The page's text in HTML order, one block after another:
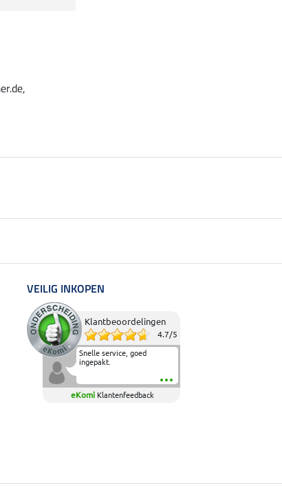
VEILIG INKOPEN
Klantbeoordelingen
4.7/5
Snelle service, goed
ingepakt.
eKomi Klantenfeedback